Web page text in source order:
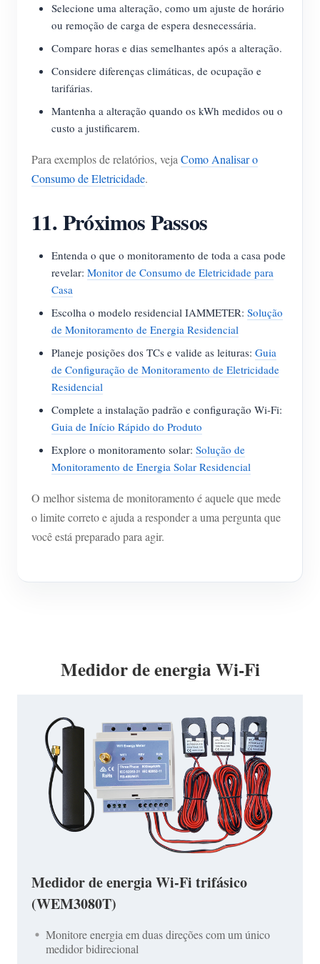
Selecione uma alteração, como um ajuste de horário
ou remoção de carga de espera desnecessária.
Compare horas e dias semelhantes após a alteração.
Considere diferenças climáticas, de ocupação e
tarifárias.
Mantenha a alteração quando os kWh medidos ou o
custo a justificarem.
Para exemplos de relatórios, vejaComo Analisar o
Consumo de Eletricidade.
11. Próximos Passos
Entenda o que o monitoramento de toda a casa pode
revelar: Monitor de Consumo de Eletricidade para
Casa
Escolha o modelo residencial IAMMETER: Solução
de Monitoramento de Energia Residencial
Planeje posições dos TCs e valide as leituras: Guia
de Configuração de Monitoramento de Eletricidade
Residencial
Complete a instalação padrão e configuração Wi-Fi:
Guia de Início Rápido do Produto
Explore o monitoramento solar: Solução de
Monitoramento de Energia Solar Residencial
O melhor sistema de monitoramento é aquele que mede
o limite correto e ajuda a responder a uma pergunta que
você está preparado para agir.
Medidor de energia Wi-Fi
Medidor de energia Wi-Fi trifásico
(WEM3080T)
Monitore energia em duas direções com um único
medidor bidirecional